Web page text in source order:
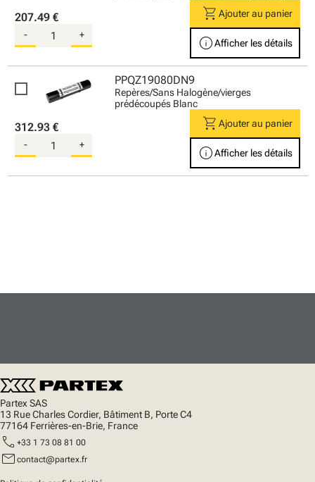
207.49 €
- +
shopping_cart Ajouter au panier
infoAfficher les détails
PPQZ19080DN9
Repères/Sans Halogène/vierges
prédécoupés Blanc
312.93 €
- +
shopping_cart Ajouter au panier
infoAfficher les détails
Partex SAS
13 Rue Charles Cordier, Bâtiment B, Porte C4
77164 Ferrières-en-Brie, France
call +33 1 73 08 81 00
mail contact@partex.fr